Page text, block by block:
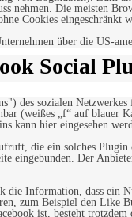
nehmen. Die meisten
Cookies eingeschränkt
über die US-
Social
des sozialen
(weißes „f“ auf
kann hier eingesehen
die ein solches
eingebunden. Der
Information, dass ein
zum Beispiel den Like
ist, besteht